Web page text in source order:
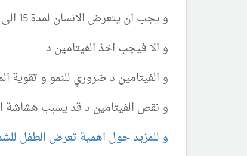
و يجب ان يتعرض الانسان لمدة 15 الى 30 دقيقة للشمس صباحل عل الاقل
و الا فيجب اخذ الفيتامين د
و الفيتامين د ضروري للنمو و تقوية
و نقص الفيتامين د قد يسبب هشاشة
و للمزيد حول اهمية تعرض الطفل